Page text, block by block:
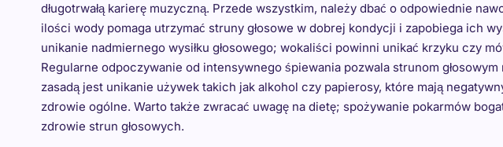
długotrwałą karierę muzyczną. Przede wszystkim, należy dbać o odpowiednie
ilości wody pomaga utrzymać struny głosowe w dobrej kondycji i zapobiega ich
unikanie nadmiernego wysiłku głosowego; wokaliści powinni unikać krzyku czy
Regularne odpoczywanie od intensywnego śpiewania pozwala strunom
zasadą jest unikanie używek takich jak alkohol czy papierosy, które mają
zdrowie ogólne. Warto także zwracać uwagę na dietę; spożywanie pokarmów
zdrowie strun głosowych.